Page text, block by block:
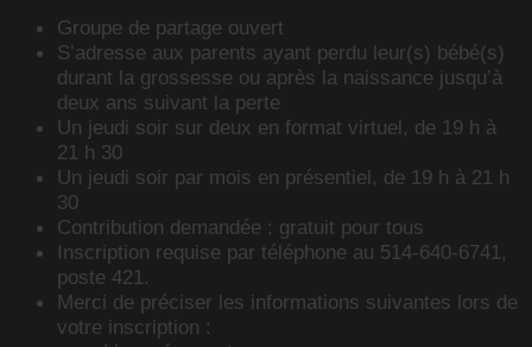
Groupe de partage ouvert
S’adresse aux parents ayant perdu leur(s) bébé(s)
durant la grossesse ou après la naissance jusqu’à
deux ans suivant la perte
Un jeudi soir sur deux en format virtuel, de 19 h à
21 h 30
Un jeudi soir par mois en présentiel, de 19 h à 21 h
30
Contribution demandée : gratuit pour tous
Inscription requise par téléphone au 514-640-6741,
poste 421.
Merci de préciser les informations suivantes lors de
votre inscription :